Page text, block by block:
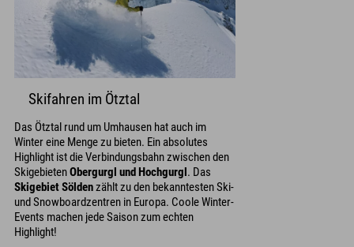
Skifahren im Ötztal
Das Ötztal rund um Umhausen hat auch im
Winter eine Menge zu bieten. Ein absolutes
Highlight ist die Verbindungsbahn zwischen den
SkigebietenObergurgl und Hochgurgl. Das
Skigebiet Söldenzählt zu den bekanntesten Ski-
und Snowboardzentren in Europa. Coole Winter-
Events machen jede Saison zum echten
Highlight!